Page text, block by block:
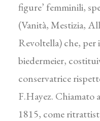
figure’ femminili,
(Vanità, Mestizia,
Revoltella) che, per
biedermeier,
conservatrice
F.Hayez. Chiamato
1815, come